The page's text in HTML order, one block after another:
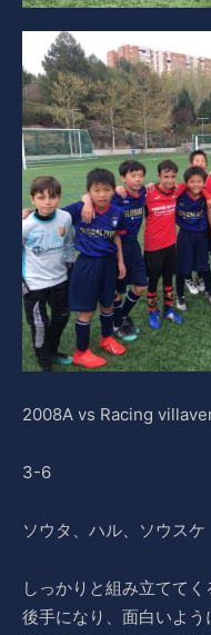
2008A vs Racing
3-6
ソウタ、ハル、ソウスケ
しっかりと組み立てて
後手になり、面白いよ